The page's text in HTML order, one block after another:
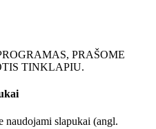
PRAŠOME
TINKLAPIU.
naudojami slapukai (angl.